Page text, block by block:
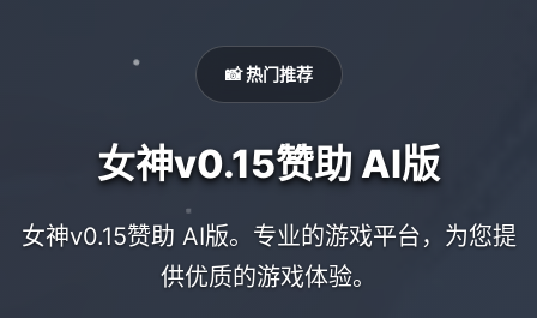
📸 热门推荐
女神v0.15赞助 AI版
女神v0.15赞助 AI版。专业的游戏平台，为您提
供优质的游戏体验。